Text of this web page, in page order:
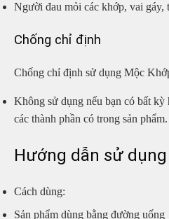
Người đau mỏi các khớp, vai gáy,
Chống chỉ định
Chống chỉ định sử dụng Mộc
Không sử dụng nếu bạn có bất kỳ
các thành phần có trong sản phẩm.
Hướng dẫn sử
Cách dùng:
Sản phẩm dùng bằng đường uống